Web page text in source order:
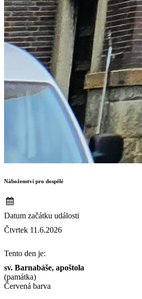
Náboženství pro dospělé
Datum začátku události
Čtvrtek 11.6.2026
Tento den je:
sv. Barnabáše, apoštola
(památka)
Červená